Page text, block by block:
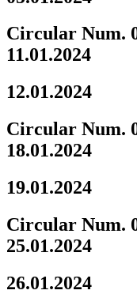
Circular Num.
11.01.2024
12.01.2024
Circular Num.
18.01.2024
19.01.2024
Circular Num.
25.01.2024
26.01.2024